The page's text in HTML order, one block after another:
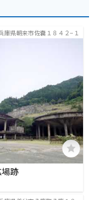
庫県朝来市佐嚢１８４２−１
跡